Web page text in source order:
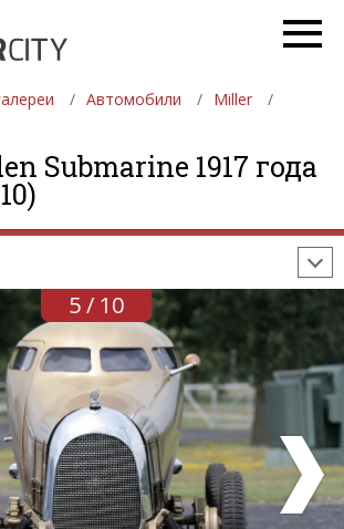
Автомобили
Miller
Submarine 1917 года
АВТОМОБИЛИ
ДЕВУШКИ
ФОРМУЛА-1
5 / 10